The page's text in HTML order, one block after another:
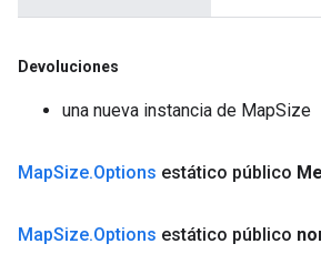
Devoluciones
una nueva instancia de MapSize
MapSize.Options estático público
MapSize.Options estático público